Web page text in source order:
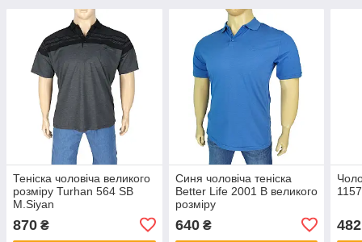
Теніска чоловіча великого
розміру Turhan 564 SB
M.Siyan
870 ₴
Синя чоловіча теніска
Better Life 2001 B великого
розміру
640₴ 482